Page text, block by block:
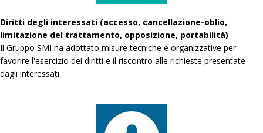
Diritti degli interessati (accesso, cancellazione-oblio,
limitazione del trattamento, opposizione, portabilità)
Il Gruppo SMI ha adottato misure tecniche e organizzative per
favorire l'esercizio dei diritti e il riscontro alle richieste presentate
dagli interessati.